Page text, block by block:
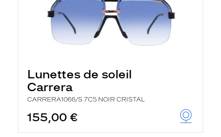
Lunettes de soleil
Carrera
CARRERA1066/S 7C5 NOIR CRISTAL
155,00 €